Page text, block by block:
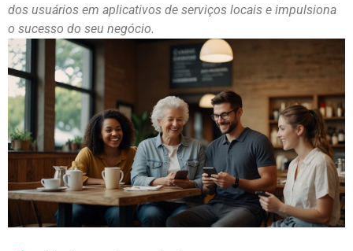
dos usuários em aplicativos de serviços locais e impulsiona
o sucesso do seu negócio.